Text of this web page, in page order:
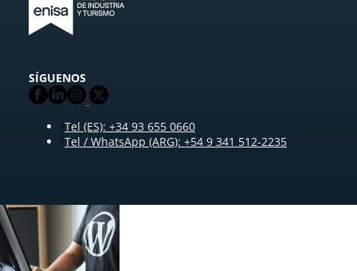
SÍGUENOS
Tel (ES): +34 93 655 0660
Tel / WhatsApp (ARG): +54 9 341 512-2235